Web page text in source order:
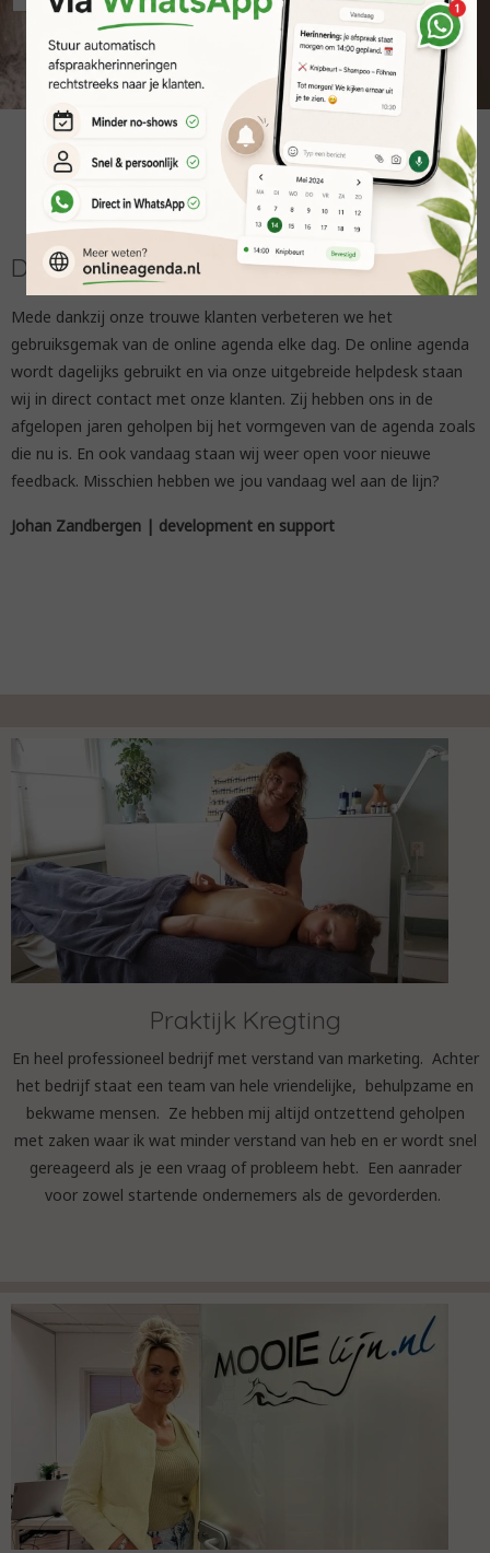
Dagelijks verbeterd
Mede dankzij onze trouwe klanten verbeteren we het
gebruiksgemak van de online agenda elke dag. De online agenda
wordt dagelijks gebruikt en via onze uitgebreide helpdesk staan
wij in direct contact met onze klanten. Zij hebben ons in de
afgelopen jaren geholpen bij het vormgeven van de agenda zoals
die nu is. En ook vandaag staan wij weer open voor nieuwe
feedback. Misschien hebben we jou vandaag wel aan de lijn?
Johan Zandbergen | development en support
Praktijk Kregting
En heel professioneel bedrijf met verstand van marketing. Achter
het bedrijf staat een team van hele vriendelijke, behulpzame en
bekwame mensen. Ze hebben mij altijd ontzettend geholpen
met zaken waar ik wat minder verstand van heb en er wordt snel
gereageerd als je een vraag of probleem hebt. Een aanrader
voor zowel startende ondernemers als de gevorderden.